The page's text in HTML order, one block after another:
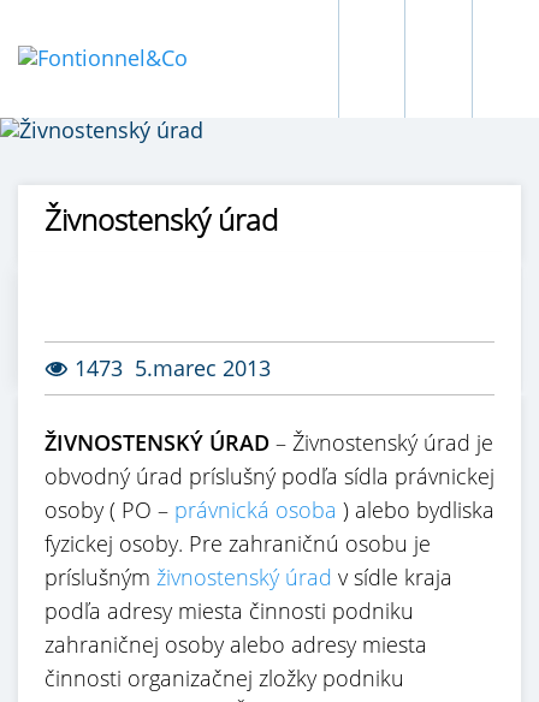
Živnostenský úrad
1473 5.marec 2013
ŽIVNOSTENSKÝ ÚRAD – Živnostenský úrad je
obvodný úrad príslušný podľa sídla právnickej
osoby ( PO – právnická osoba ) alebo bydliska
fyzickej osoby. Pre zahraničnú osobu je
príslušným živnostenský úrad v sídle kraja
podľa adresy miesta činnosti podniku
zahraničnej osoby alebo adresy miesta
činnosti organizačnej zložky podniku